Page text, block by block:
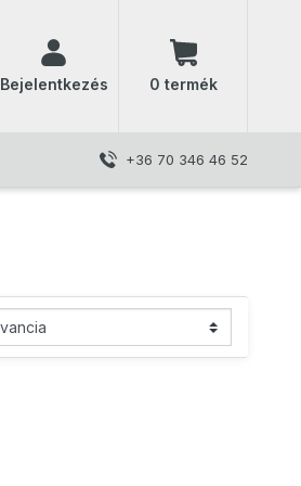
Bejelentkezés 0 termék)
+36 70 346 46 52